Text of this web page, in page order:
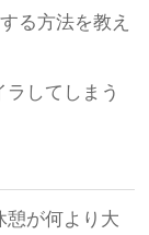
る方法を教え
してしまう
憩が何より大